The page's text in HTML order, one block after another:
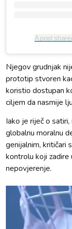
A post
Njegov grudnjak
prototip stvoren
koristio dostupan
ciljem da nasmije
Iako je riječ o
globalnu moralnu
genijalnim, kritičari
kontrolu koji zadire
nepovjerenje.